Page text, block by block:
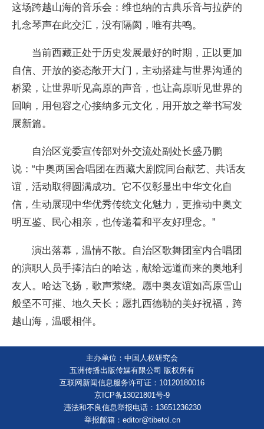
这场跨越山海的音乐会：维也纳的古典乐音与拉萨的
扎念琴声在此交汇，没有隔阂，唯有共鸣。
当前西藏正处于历史发展最好的时期，正以更加
自信、开放的姿态敞开大门，主动搭建与世界沟通的
桥梁，让世界听见高原的声音，也让高原听见世界的
回响，用包容之心接纳多元文化，用开放之举书写发
展新篇。
自治区党委宣传部对外交流处副处长盛乃鹏
说：“中奥两国合唱团在西藏大剧院同台献艺、共话友
谊，活动取得圆满成功。它不仅彰显出中华文化自
信，生动展现中华优秀传统文化魅力，更推动中奥文
明互鉴、民心相亲，也传递着和平友好理念。”
演出落幕，温情不散。自治区歌舞团室内合唱团
的演职人员手捧洁白的哈达，献给远道而来的奥地利
友人。哈达飞扬，歌声萦绕。愿中奥友谊如高原雪山
般坚不可摧、地久天长；愿扎西德勒的美好祝福，跨
越山海，温暖相伴。
主办单位：中国人权研究会
五洲传播出版传媒有限公司 版权所有
互联网新闻信息服务许可证：10120180016
京ICP备13021801号-9
违法和不良信息举报电话：13651236230
举报邮箱：editor@tibetol.cn